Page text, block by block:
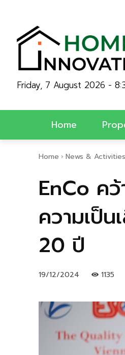
Friday, 7 August 2026 -
Home
Home News & Activities
EnCo ค
ความเป็
20 ปี
19/12/2024 1135